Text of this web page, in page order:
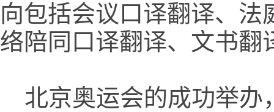
向包括会议口译翻译、
络陪同口译翻译、文书翻
北京奥运会的成功举办